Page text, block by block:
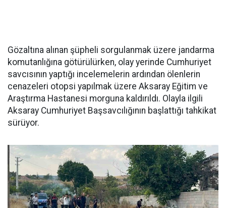
Gözaltına alınan şüpheli sorgulanmak üzere jandarma
komutanlığına götürülürken, olay yerinde Cumhuriyet
savcısının yaptığı incelemelerin ardından ölenlerin
cenazeleri otopsi yapılmak üzere Aksaray Eğitim ve
Araştırma Hastanesi morguna kaldırıldı. Olayla ilgili
Aksaray Cumhuriyet Başsavcılığının başlattığı tahkikat
sürüyor.